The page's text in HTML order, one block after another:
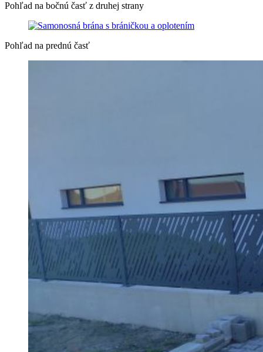
Pohľad na bočnú časť z druhej strany
Pohľad na prednú časť